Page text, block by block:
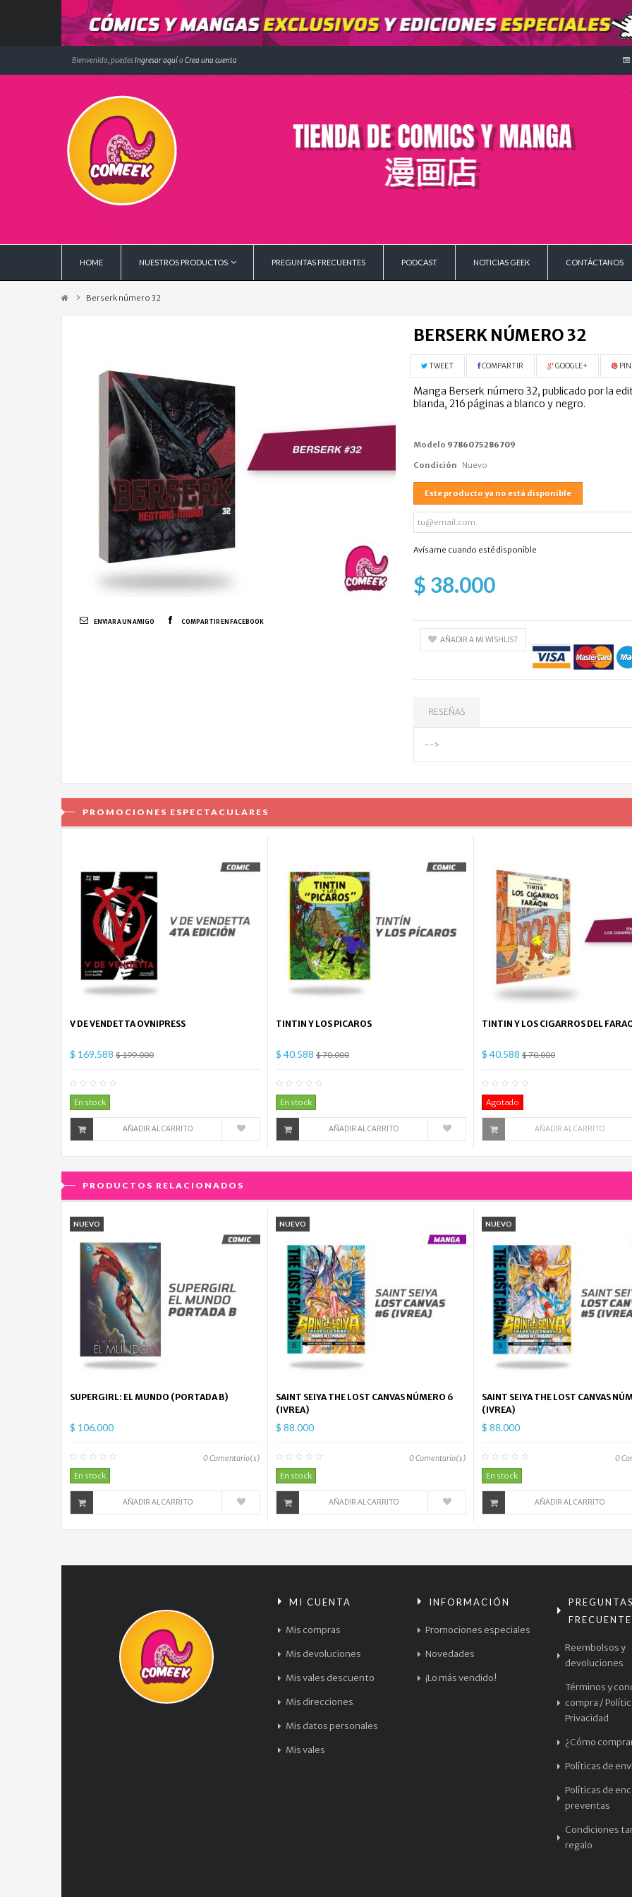
Bienvenido, puedesIngresar aquío Crea una cuenta
HOME NUESTROS PRODUCTOS PREGUNTAS FRECUENTES PODCAST NOTICIAS GEEK CONTÁCTANOS
Berserk número 32
ENVIAR A UN AMIGO COMPARTIR EN FACEBOOK
BERSERK NÚMERO 32
TWEET COMPARTIR GOOGLE+
Manga Berserk número 32, publicado por la
blanda, 216 páginas a blanco y negro.
Modelo 9786075286709
Condición Nuevo
Este producto ya no está disponible
Avísame cuando esté disponible
$ 38.000
AÑADIR A MI WISHLIST
RESEÑAS
-->
PROMOCIONES ESPECTACULARES
V DE VENDETTA OVNIPRESS
$ 169.588 $ 199.000
En stock
AÑADIR AL CARRITO
TINTIN Y LOS PICAROS
$ 40.588 $ 70.000
En stock
AÑADIR AL CARRITO
TINTIN Y LOS CIGARROS DEL
$ 40.588 $ 70.000
Agotado
AÑADIR AL CARRITO
PRODUCTOS RELACIONADOS
NUEVO
SUPERGIRL: EL MUNDO (PORTADA B)
$ 106.000
0Comentario(s)
En stock
AÑADIR AL CARRITO
NUEVO
SAINT SEIYA THE LOST CANVAS NÚMERO 6
(IVREA)
$ 88.000
0Comentario(s)
En stock
AÑADIR AL CARRITO
NUEVO
SAINT SEIYA THE LOST CANVAS
(IVREA)
$ 88.000
0
En stock
AÑADIR AL CARRITO
MI CUENTA
Mis compras
Mis devoluciones
Mis vales descuento
Mis direcciones
Mis datos personales
Mis vales
INFORMACIÓN
Promociones especiales
Novedades
¡Lo más vendido!
PREGUNTAS
Reembolsos y
devoluciones
Términos y
compra /
Privacidad
¿Cómo
Políticas de
Políticas de
preventas
Condiciones
regalo